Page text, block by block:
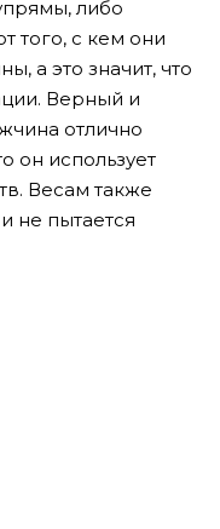
либо
того, с кем они
а это значит, что
Верный и
отлично
он использует
Весам также
не пытается